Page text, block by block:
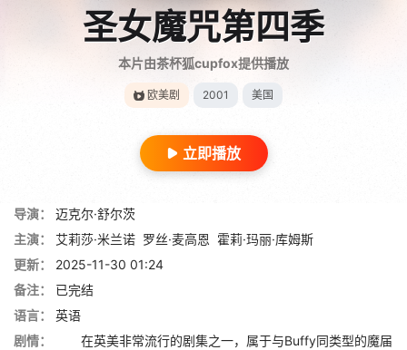
圣女魔咒第四季
本片由茶杯狐cupfox提供播放
欧美剧 2001 美国
立即播放
导演：
迈克尔·舒尔茨
主演：
艾莉莎·米兰诺 罗丝·麦高恩 霍莉·玛丽·库姆斯
更新：
2025-11-30 01:24
备注：
已完结
语言：
英语
剧情：
在英美非常流行的剧集之一，属于与Buffy同类型的魔届